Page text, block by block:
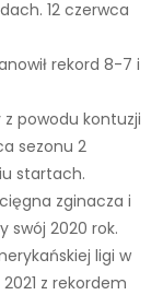
12 czerwca
rekord 8-7 i
z powodu kontuzji
sezonu 2
startach.
zginacza i
swój 2020 rok.
ligi w
2021 z rekordem